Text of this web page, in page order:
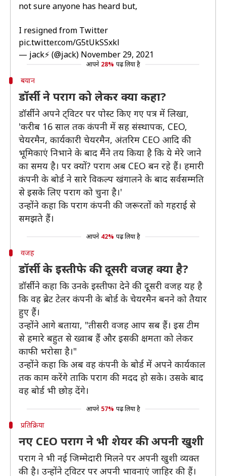
not sure anyone has heard but,
I resigned from Twitter
pic.twitter.com/G5tUkSSxkl
— jack⚡️ (@jack) November 29, 2021
आपने 28% पढ़ लिया है
बयान
डॉर्सी ने पराग को लेकर क्या कहा?
डॉर्सी ने अपने ट्विटर पर पोस्ट किए गए पत्र में लिखा,
'करीब 16 साल तक कंपनी में सह संस्थापक, CEO,
चेयरमैन, कार्यकारी चेयरमैन, अंतरिम CEO आदि की
भूमिकाएं निभाने के बाद मैंने तय किया है कि ये मेरे जाने
का समय है। पर क्यों? पराग अब CEO बन रहे हैं। हमारी
कंपनी के बोर्ड ने सारे विकल्प खंगालने के बाद सर्वसम्मति
से इसके लिए पराग को चुना है।'
उन्होंने कहा कि पराग कंपनी की जरूरतों को गहराई से
समझते हैं।
आपने 42% पढ़ लिया है
वजह
डॉर्सी के इस्तीफे की दूसरी वजह क्या है?
डॉर्सी ने कहा कि उनके इस्तीफा देने की दूसरी वजह यह है
कि वह ब्रेट टेलर कंपनी के बोर्ड के चेयरमैन बनने को तैयार
हुए हैं।
उन्होंने आगे बताया, "तीसरी वजह आप सब हैं। इस टीम
से हमारे बहुत से ख्वाब हैं और इसकी क्षमता को लेकर
काफी भरोसा है।"
उन्होंने कहा कि अब वह कंपनी के बोर्ड में अपने कार्यकाल
तक काम करेंगे ताकि पराग की मदद हो सके। उसके बाद
वह बोर्ड भी छोड़ देंगे।
आपने 57% पढ़ लिया है
प्रतिक्रिया
नए CEO पराग ने भी शेयर की अपनी खुशी
पराग ने भी नई जिम्मेदारी मिलने पर अपनी खुशी व्यक्त
की है। उन्होंने ट्विटर पर अपनी भावनाएं जाहिर की हैं।